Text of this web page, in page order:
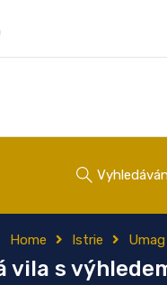
Home Istrie Umag
vila s